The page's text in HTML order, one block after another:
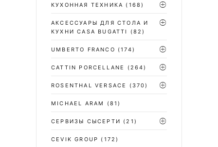
КУХОННАЯ ТЕХНИКА (168)
АКСЕССУАРЫ ДЛЯ СТОЛА И
КУХНИ CASA BUGATTI
(82)
UMBERTO FRANCO (174)
CATTIN PORCELLANE (264)
ROSENTHAL VERSACE (370)
MICHAEL ARAM (81)
СЕРВИЗЫ СЫСЕРТИ (21)
CEVIK GROUP (172)